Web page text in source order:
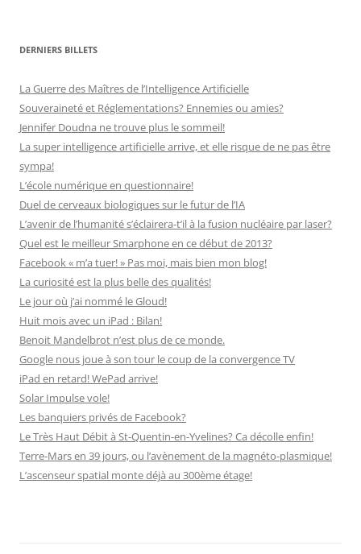
DERNIERS BILLETS
La Guerre des Maîtres de l’Intelligence Artificielle
Souveraineté et Réglementations? Ennemies ou amies?
Jennifer Doudna ne trouve plus le sommeil!
La super intelligence artificielle arrive, et elle risque de ne pas être
sympa!
L’école numérique en questionnaire!
Duel de cerveaux biologiques sur le futur de l’IA
L’avenir de l’humanité s’éclairera-t’il à la fusion nucléaire par laser?
Quel est le meilleur Smarphone en ce début de 2013?
Facebook « m’a tuer! » Pas moi, mais bien mon blog!
La curiosité est la plus belle des qualités!
Le jour où j’ai nommé le Gloud!
Huit mois avec un iPad : Bilan!
Benoit Mandelbrot n’est plus de ce monde.
Google nous joue à son tour le coup de la convergence TV
iPad en retard! WePad arrive!
Solar Impulse vole!
Les banquiers privés de Facebook?
Le Très Haut Débit à St-Quentin-en-Yvelines? Ca décolle enfin!
Terre-Mars en 39 jours, ou l’avènement de la magnéto-plasmique!
L’ascenseur spatial monte déjà au 300ème étage!